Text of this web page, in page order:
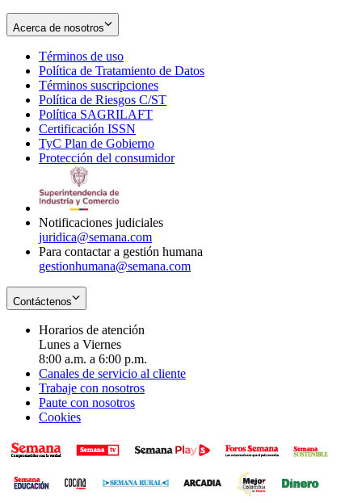
Acerca de nosotros
Términos de uso
in
new
window
Política de Tratamiento de Datos
Términos suscripciones
in
Política de Riesgos C/ST
Política SAGRILAFT
new
window
Certificación ISSN
in
new
TyC Plan de Gobierno
in
Protección del consumidorOpens
Notificaciones judiciales
juridica@semana.com
Para contactar a gestión humana
gestionhumana@semana.com
Contáctenos
Horarios de atención
Lunes a Viernes
8:00 a.m. a 6:00 p.m.
Canales de servicio al cliente
Trabaje con nosotros
Paute con nosotros
Cookies